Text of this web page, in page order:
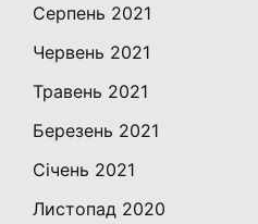
Серпень 2021
Червень 2021
Травень 2021
Березень 2021
Січень 2021
Листопад 2020